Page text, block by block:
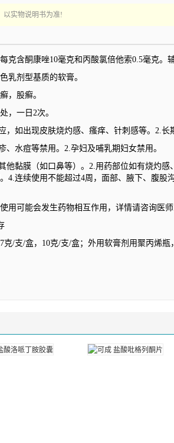
以实物说明书为准!
克含酮康唑10毫克和丙酸氯倍他索0.5毫克
乳剂型基质的软膏。
，股癣。
，一日2次。
，如出现皮肤烧灼感、瘙痒、针刺感等。2.
、水痘等禁用。2.孕妇及哺乳期妇女禁用。
他黏膜（如口鼻等）。2.用药部位如有烧灼
4.连续使用不能超过4周，面部、腋下、腹
用可能会发生药物相互作用，详情请咨询医师
克/支/盒，10克/支/盒；外用软膏剂用聚丙烯瓶